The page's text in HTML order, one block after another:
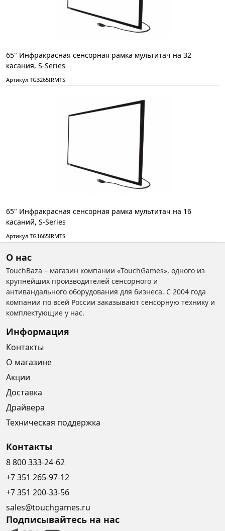
65" Инфракрасная сенсорная рамка мультитач на 32
касания, S-Series
Артикул TG3265IRMTS
65" Инфракрасная сенсорная рамка мультитач на 16
касаний, S-Series
Артикул TG1665IRMTS
О нас
TouchBaza – магазин компании «TouchGames», одного из
крупнейших производителей сенсорного и
антивандального оборудования для бизнеса. С 2004 года
компании по всей России заказывают сенсорную технику и
комплектующие у нас.
Информация
Контакты
О магазине
Акции
Доставка
Драйвера
Техническая поддержка
Контакты
8 800 333-24-62
+7 351 265-97-12
+7 351 200-33-56
sales@touchgames.ru
Подписывайтесь на нас